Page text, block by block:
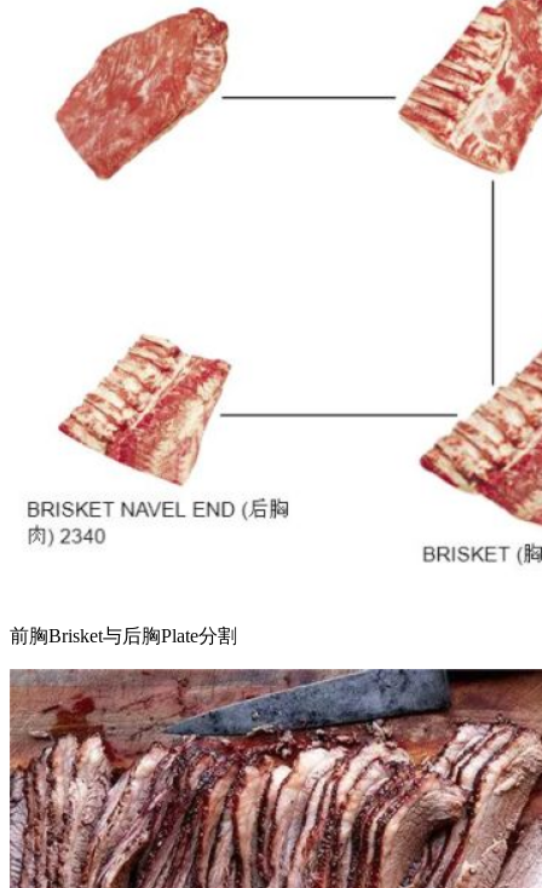
前胸Brisket与后胸Plate分割